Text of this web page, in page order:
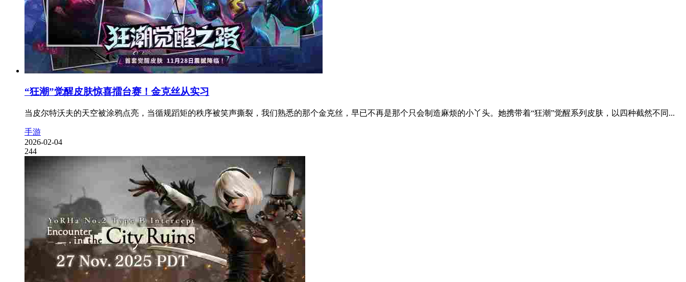
“狂潮”觉醒皮肤惊喜擂台赛！金克丝从实习
当皮尔特沃夫的天空被涂鸦点亮，当循规蹈矩的秩序被笑声撕裂，我们熟悉的那个金克丝，早已不再是那个只会制造麻烦的小丫头。她携带着“狂潮”觉醒系列皮肤，以四种截然不同...
手游
2026-02-04
244